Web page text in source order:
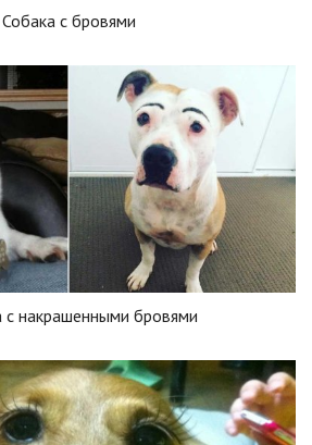
Собака с бровями
с накрашенными бровями